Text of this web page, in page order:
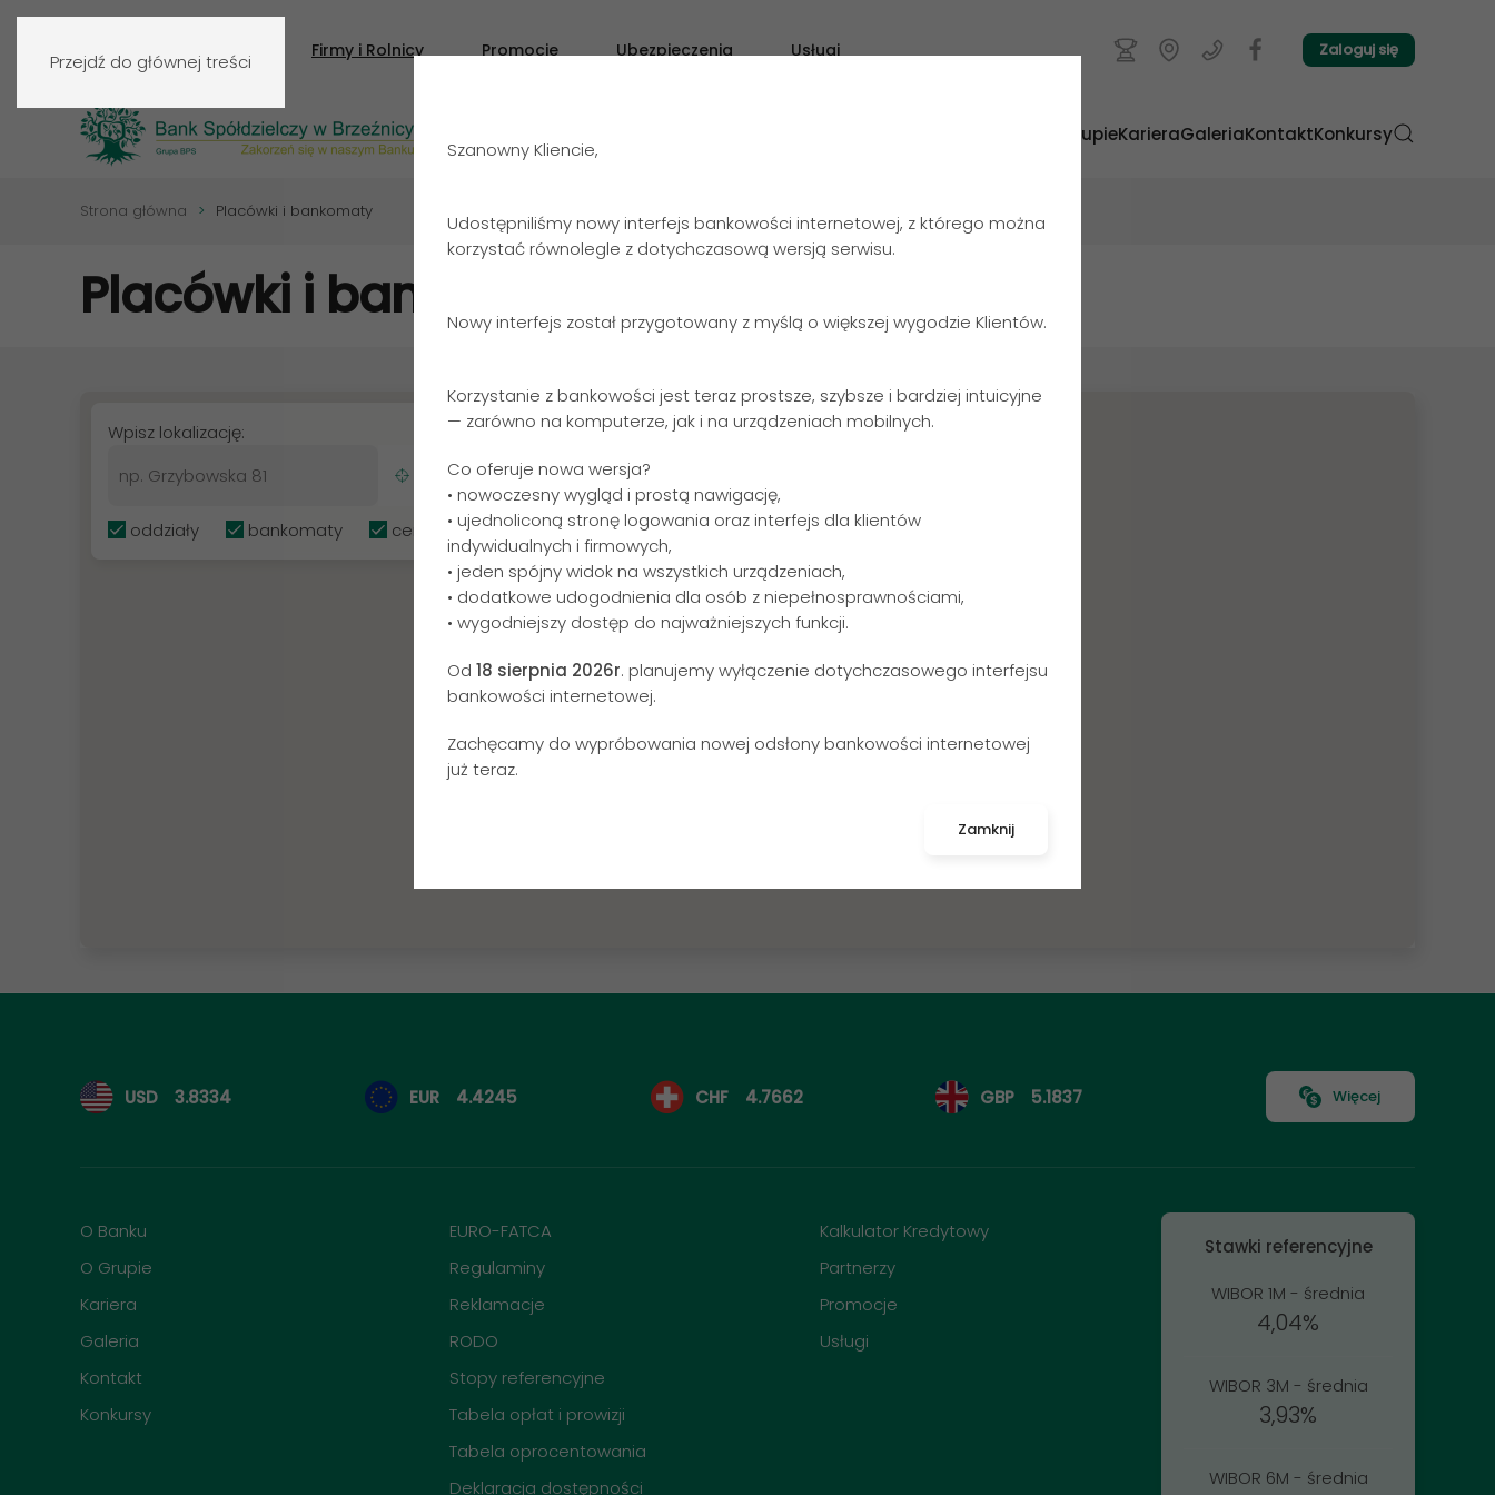
Przejdź do głównej treści
Klienci indywidualni Firmy i Rolnicy Promocje Ubezpieczenia Usługi Zaloguj się
O GrupieKarieraGaleriaKontaktKonkursy
Strona główna Placówki i bankomaty
Placówki i bankomaty
Wpisz lokalizację:
oddziały bankomaty centrale
156
195
430
184
481
306 246
172
188
93
Kursy walut
USD 3.8334 EUR 4.4245 CHF 4.7662 GBP 5.1837 Więcej
O Banku
O Grupie
Kariera
Galeria
Kontakt
Konkursy
EURO-FATCA
Regulaminy
Reklamacje
RODO
Stopy referencyjne
Tabela opłat i prowizji
Tabela oprocentowania
Deklaracja dostępności
Kalkulator Kredytowy
Partnerzy
Promocje
Usługi
Stawki referencyjne
WIBOR 1M - średnia
4,04%
WIBOR 3M - średnia
3,93%
WIBOR 6M - średnia
Szanowny Kliencie,
Udostępniliśmy nowy interfejs bankowości internetowej, z którego można
korzystać równolegle z dotychczasową wersją serwisu.
Nowy interfejs został przygotowany z myślą o większej wygodzie Klientów.
Korzystanie z bankowości jest teraz prostsze, szybsze i bardziej intuicyjne
— zarówno na komputerze, jak i na urządzeniach mobilnych.
Co oferuje nowa wersja?
• nowoczesny wygląd i prostą nawigację,
• ujednoliconą stronę logowania oraz interfejs dla klientów
indywidualnych i firmowych,
• jeden spójny widok na wszystkich urządzeniach,
• dodatkowe udogodnienia dla osób z niepełnosprawnościami,
• wygodniejszy dostęp do najważniejszych funkcji.
Od 18 sierpnia 2026r. planujemy wyłączenie dotychczasowego interfejsu
bankowości internetowej.
Zachęcamy do wypróbowania nowej odsłony bankowości internetowej
już teraz.
Zamknij